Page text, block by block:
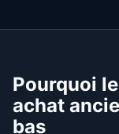
Pourquoi
achat
bas